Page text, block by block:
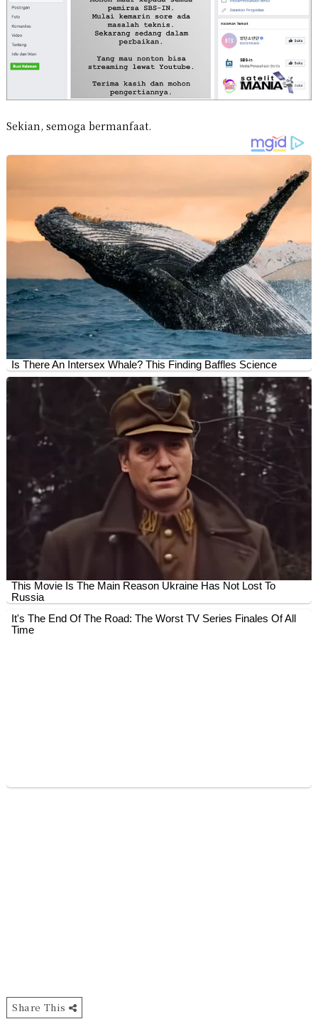
Sekian, semoga bermanfaat.
Share This